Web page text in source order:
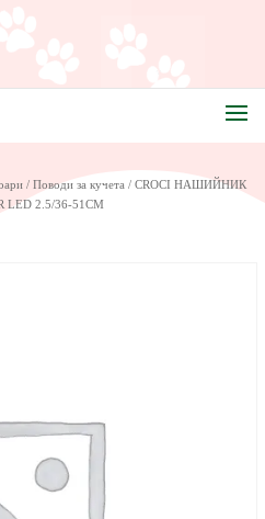
/ Поводи за кучета / CROCI НАШИЙНИК
LED 2.5/36-51СМ